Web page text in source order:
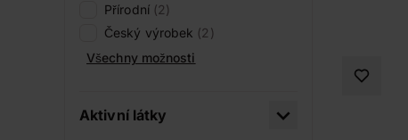
Přírodní (2)
Český výrobek (2)
Všechny možnosti
Aktivní látky